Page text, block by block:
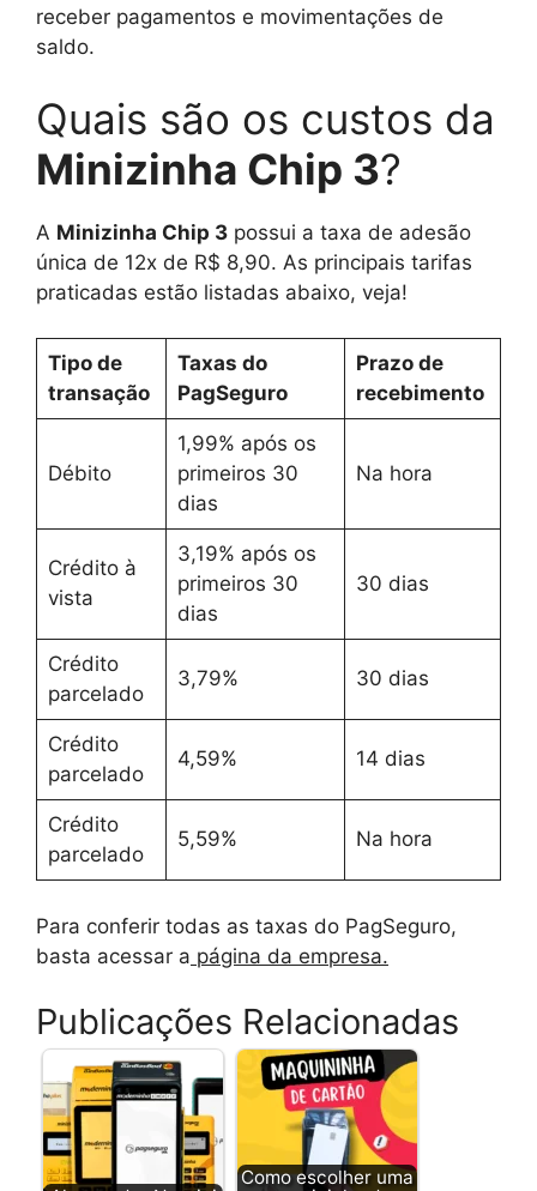
receber pagamentos e movimentações de
saldo.
Quais são os custos da
Minizinha Chip 3?
A Minizinha Chip 3 possui a taxa de adesão
única de 12x de R$ 8,90. As principais tarifas
praticadas estão listadas abaixo, veja!
Tipo de
transação
Taxas do
PagSeguro
Prazo de
recebimento
Débito
1,99% após os
primeiros 30
dias
Na hora
Crédito à
vista
3,19% após os
primeiros 30
dias
30 dias
Crédito
parcelado
3,79% 30 dias
Crédito
parcelado
4,59% 14 dias
Crédito
parcelado
5,59% Na hora
Para conferir todas as taxas do PagSeguro,
basta acessar a página da empresa.
Publicações Relacionadas
Como escolher uma